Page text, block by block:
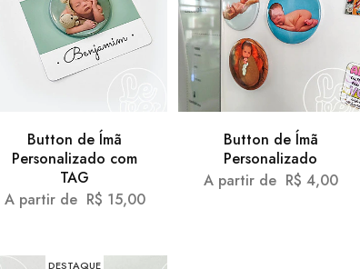
Button de Ímã
Personalizado com
TAG
A partir de R$ 15,00
Button de Ímã
Personalizado
A partir de R$ 4,00
DESTAQUE